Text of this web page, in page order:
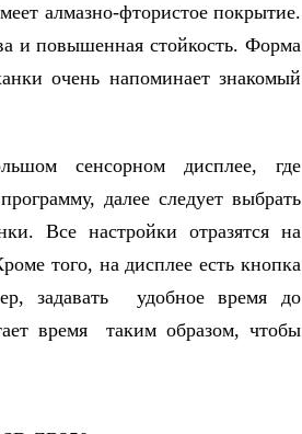
алмазно-фтористое покрытие.
и повышенная стойкость. Форма
очень напоминает знакомый
сенсорном дисплее, где
далее следует выбрать
Все настройки отразятся на
того, на дисплее есть кнопка
задавать удобное время до
время таким образом, чтобы